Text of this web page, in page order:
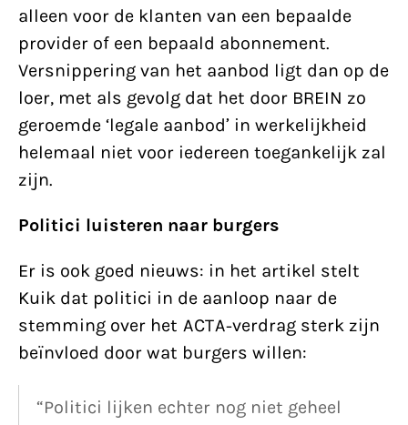
alleen voor de klanten van een bepaalde
provider of een bepaald abonnement.
Versnippering van het aanbod ligt dan op de
loer, met als gevolg dat het door BREIN zo
geroemde ‘legale aanbod’ in werkelijkheid
helemaal niet voor iedereen toegankelijk zal
zijn.
Politici luisteren naar burgers
Er is ook goed nieuws: in het artikel stelt
Kuik dat politici in de aanloop naar de
stemming over het ACTA-verdrag sterk zijn
beïnvloed door wat burgers willen:
“Politici lijken echter nog niet geheel